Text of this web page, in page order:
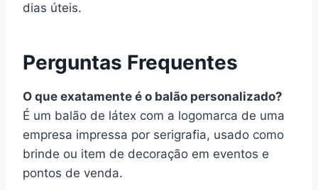
dias úteis.
Perguntas Frequentes
O que exatamente é o balão personalizado?
É um balão de látex com a logomarca de uma
empresa impressa por serigrafia, usado como
brinde ou item de decoração em eventos e
pontos de venda.